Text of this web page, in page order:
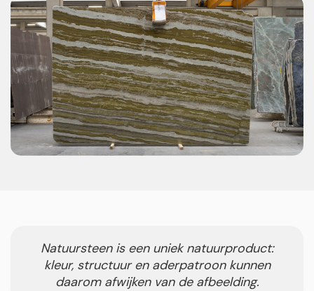
Natuursteen is een uniek natuurproduct:
kleur, structuur en aderpatroon kunnen
daarom afwijken van de afbeelding.